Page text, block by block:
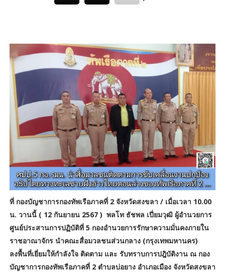
ที่ กองบัญชาการกองทัพเรือภาคที่ 2 จังหวัดสงขลา / เมื่อเวลา 10.00
น. วานนี้ (​ 12 กันยายน 2567 ) พลโท ธัชพล เปี่ยมวุฒิ ผู้อำนวยการ
ศูนย์ประสานการปฏิบัติที่ 5 กองอำนวยการรักษาความมั่นคงภายใน
ราชอาณาจักร นำคณะสื่อมวลชนส่วนกลาง (กรุงเทพมหานคร)
ลงพื้นที่เยี่ยมให้กำลังใจ ติดตาม และ รับทราบการปฎิบัติงาน ณ กอง
บัญชาการกองทัพเรือภาคที่ 2 ตำบลบ่อยาง อำเภอเมือง จังหวัดสงขลา